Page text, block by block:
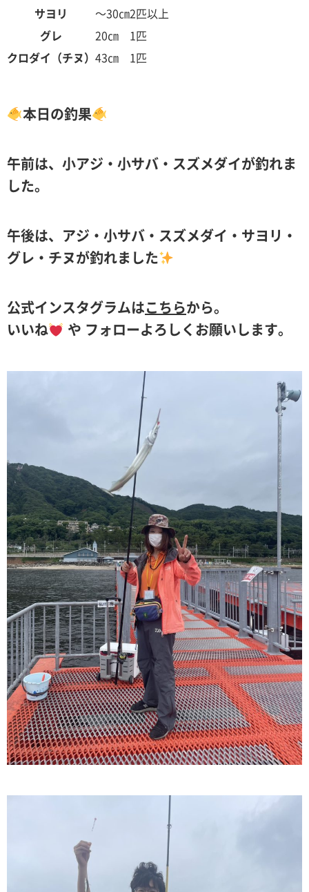
サヨリ
～30㎝2匹以上
グレ
20㎝
1匹
クロダイ（チヌ） 43㎝ 1匹
本日の釣果
午前は、小アジ・小サバ・スズメダイが釣れま
した。
午後は、アジ・小サバ・スズメダイ・サヨリ・
グレ・チヌが釣れました
公式インスタグラムはこちらから。
いいね
や フォローよろしくお願いします。